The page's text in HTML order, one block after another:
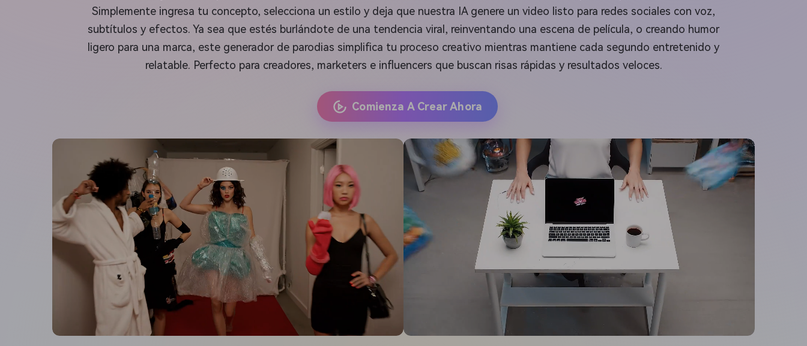
Simplemente ingresa tu concepto, selecciona un estilo y deja que nuestra IA genere un video listo para redes sociales con voz,
subtítulos y efectos. Ya sea que estés burlándote de una tendencia viral, reinventando una escena de película, o creando humor
ligero para una marca, este generador de parodias simplifica tu proceso creativo mientras mantiene cada segundo entretenido y
relatable. Perfecto para creadores, marketers e influencers que buscan risas rápidas y resultados veloces.
Comienza A Crear Ahora